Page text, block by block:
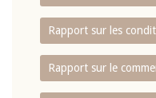
Rapport sur les
Rapport sur le